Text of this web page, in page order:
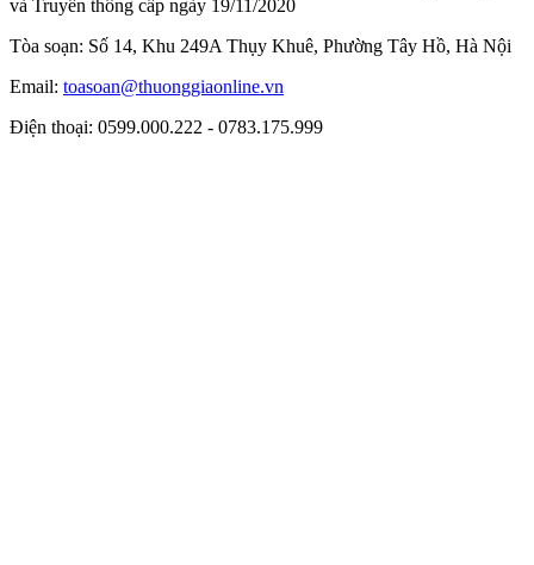
và Truyền thông cấp ngày 19/11/2020
Tòa soạn: Số 14, Khu 249A Thụy Khuê, Phường Tây Hồ, Hà Nội
Email: toasoan@thuonggiaonline.vn
Điện thoại: 0599.000.222 - 0783.175.999